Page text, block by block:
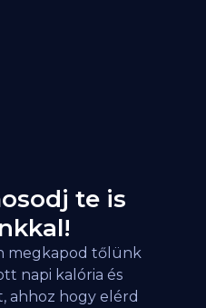
te is
megkapod tőlünk
napi kalória és
ahhoz hogy elérd